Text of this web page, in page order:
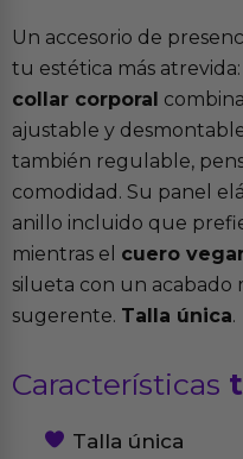
Un accesorio de
tu estética más
collar corporal
ajustable y
también regulable,
comodidad. Su panel
anillo incluido que
mientras el cuero
silueta con un acabado
sugerente. Talla única.
Características
Talla única